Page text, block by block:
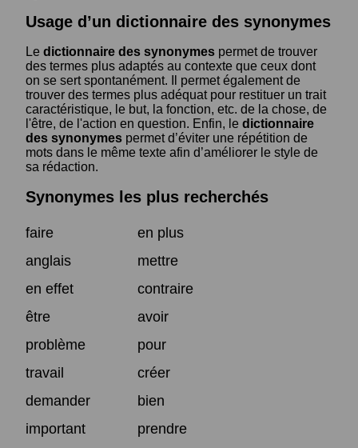
Usage d’un dictionnaire des synonymes
Le dictionnaire des synonymes permet de trouver
des termes plus adaptés au contexte que ceux dont
on se sert spontanément. Il permet également de
trouver des termes plus adéquat pour restituer un trait
caractéristique, le but, la fonction, etc. de la chose, de
l'être, de l'action en question. Enfin, le dictionnaire
des synonymes permet d’éviter une répétition de
mots dans le même texte afin d’améliorer le style de
sa rédaction.
Synonymes les plus recherchés
faire
en plus
anglais
mettre
en effet
contraire
être
avoir
problème
pour
travail
créer
demander
bien
important
prendre